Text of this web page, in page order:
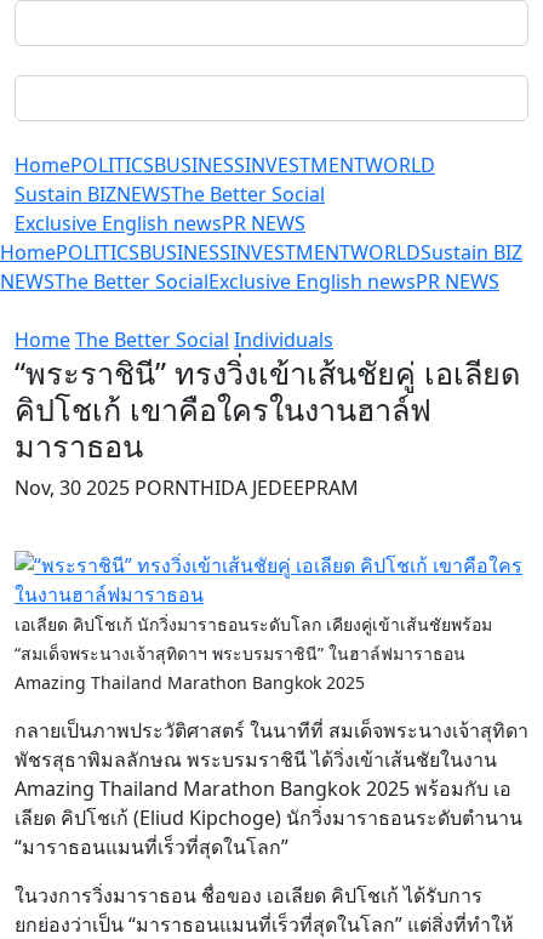
HomePOLITICSBUSINESSINVESTMENTWORLD
Sustain BIZNEWSThe Better Social
Exclusive English newsPR NEWS
HomePOLITICSBUSINESSINVESTMENTWORLDSustain BIZ
NEWSThe Better SocialExclusive English newsPR NEWS
HomeThe Better Social Individuals
“พระราชินี” ทรงวิ่งเข้าเส้นชัยคู่ เอเลียด
คิปโชเก้ เขาคือใครในงานฮาล์ฟ
มาราธอน
Nov, 30 2025 PORNTHIDA JEDEEPRAM
เอเลียด คิปโชเก้ นักวิ่งมาราธอนระดับโลก เคียงคู่เข้าเส้นชัยพร้อม
“สมเด็จพระนางเจ้าสุทิดาฯ พระบรมราชินี” ในฮาล์ฟมาราธอน
Amazing Thailand Marathon Bangkok 2025
กลายเป็นภาพประวัติศาสตร์ ในนาทีที่ สมเด็จพระนางเจ้าสุทิดา
พัชรสุธาพิมลลักษณ พระบรมราชินี ได้วิ่งเข้าเส้นชัยในงาน
Amazing Thailand Marathon Bangkok 2025 พร้อมกับ เอ
เลียด คิปโชเก้ (Eliud Kipchoge) นักวิ่งมาราธอนระดับตำนาน
“มาราธอนแมนที่เร็วที่สุดในโลก”
ในวงการวิ่งมาราธอน ชื่อของ เอเลียด คิปโชเก้ ได้รับการ
ยกย่องว่าเป็น “มาราธอนแมนที่เร็วที่สุดในโลก” แต่สิ่งที่ทำให้